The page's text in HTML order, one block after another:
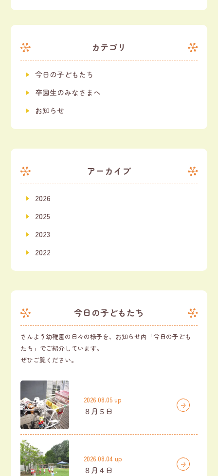
カテゴリ
今日の子どもたち
卒園生のみなさまへ
お知らせ
アーカイブ
2026
2025
2023
2022
今日の子どもたち
さんよう幼稚園の日々の様子を、お知らせ内「今日の子ども
たち」でご紹介しています。
ぜひご覧ください。
2026.08.05 up
８月５日
2026.08.04 up
８月４日